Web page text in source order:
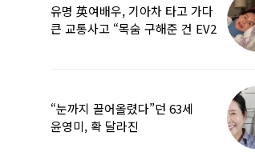
유명 英여배우, 기아차 타고 가다
큰 교통사고 “목숨 구해준 건 EV2
“눈까지 끌어올렸다”던 63세
윤영미, 확 달라진